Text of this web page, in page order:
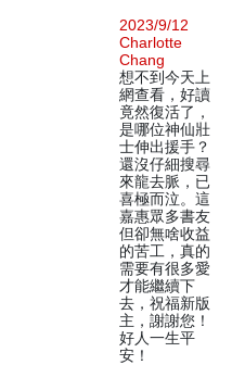
2023/9/12
Charlotte
Chang
想不到今天上
網查看，好讀
竟然復活了，
是哪位神仙壯
士伸出援手？
還沒仔細搜尋
來龍去脈，已
喜極而泣。這
嘉惠眾多書友
但卻無啥收益
的苦工，真的
需要有很多愛
才能繼續下
去，祝福新版
主，謝謝您！
好人一生平
安！